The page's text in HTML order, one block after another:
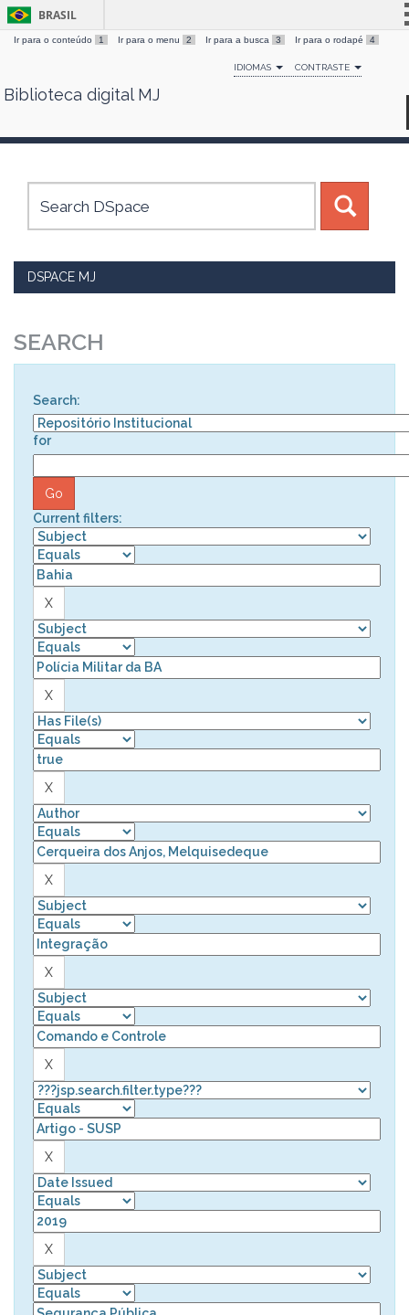
Skip
BRASIL
Simplifique!
Comunica BR
Canais
Ir para o conteúdo 1 Ir para o menu 2 Ir para a busca 3 Ir para o rodapé 4
IDIOMAS CONTRASTE
Biblioteca digital MJ
DSPACE MJ
SEARCH
Search:
for
Current filters: